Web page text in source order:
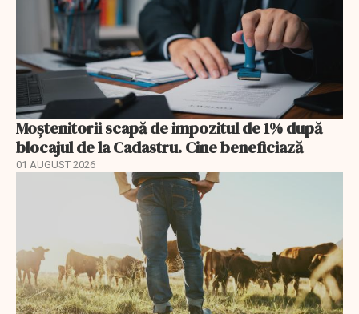
Moștenitorii scapă de impozitul de 1% după
blocajul de la Cadastru. Cine beneficiază
01 AUGUST 2026